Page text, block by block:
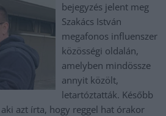
bejegyzés jelent meg
Szakács István
megafonos influenszer
közösségi oldalán,
amelyben mindössze
annyit közölt,
letartóztatták. Később
azt írta, hogy reggel hat órakor